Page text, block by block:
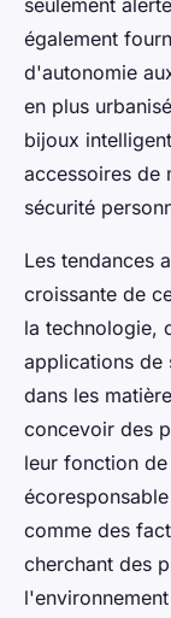
seulement
également
d'autonomie
en plus
bijoux
accessoires de
sécurité
Les tendances
croissante de
la technologie,
applications de
dans les
concevoir des
leur fonction
comme des
cherchant des